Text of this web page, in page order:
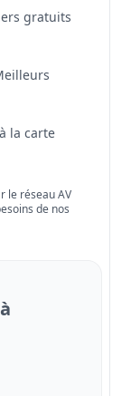
gratuits
la carte
le réseau AV
de nos